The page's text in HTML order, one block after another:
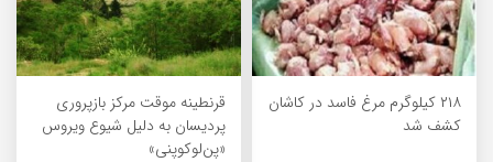
۲۱۸ کیلوگرم مرغ فاسد در کاشان
کشف شد
قرنطینه موقت مرکز بازپروری
پردیسان به دلیل شیوع ویروس
«پن‌لوکوپنی»